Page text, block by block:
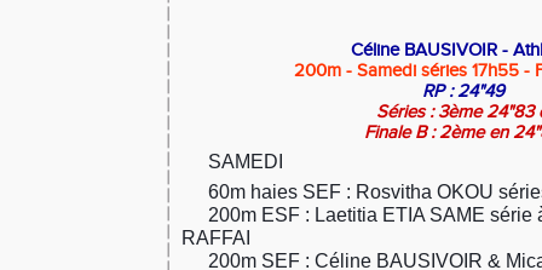
Céline BAUSIVOIR -
200m - Samedi séries 17h55 -
RP : 24"49
Séries : 3ème 24"83
Finale B : 2ème en
SAMEDI
60m haies SEF : Rosvitha OKOU
200m ESF : Laetitia ETIA SAME série
RAFFAI
200m SEF : Céline BAUSIVOIR &